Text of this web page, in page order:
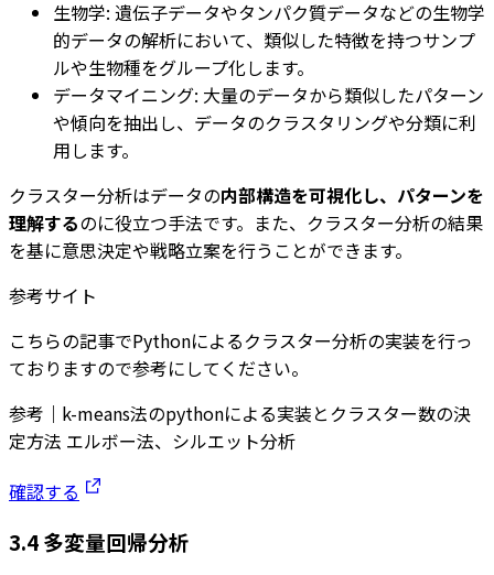
生物学: 遺伝子データやタンパク質データなどの生物学
的データの解析において、類似した特徴を持つサンプ
ルや生物種をグループ化します。
データマイニング: 大量のデータから類似したパターン
や傾向を抽出し、データのクラスタリングや分類に利
用します。
クラスター分析はデータの内部構造を可視化し、パターンを
理解するのに役立つ手法です。また、クラスター分析の結果
を基に意思決定や戦略立案を行うことができます。
参考サイト
こちらの記事でPythonによるクラスター分析の実装を行っ
ておりますので参考にしてください。
参考｜k-means法のpythonによる実装とクラスター数の決
定方法 エルボー法、シルエット分析
確認する
3.4 多変量回帰分析